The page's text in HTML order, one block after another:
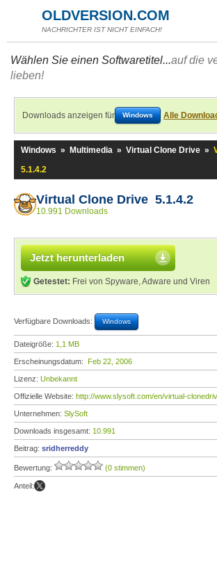
OLDVERSION.COM
NACHRICHTER IST NICHT EINFACH!
Wählen Sie einen Softwaretitel...auf die
lieben!
Downloads anzeigen für Windows Alle
Windows » Multimedia » Virtual Clone Drive »
5.1.4.2
Virtual Clone Drive 5.1.4.2
10.991 Downloads
Jetzt herunterladen
Getestet: Frei von Spyware, Adware und Viren
Verfügbare Downloads: Windows
Dateigröße: 1,1 MB
Erscheinungsdatum: Feb 22, 2006
Lizenz: Unbekannt
Offizielle Website: http://www.slysoft.com/en/virtual-
Unternehmen: SlySoft
Downloads insgesamt: 10.991
Beitrag: sridherreddy
Bewertung: (0 stimmen)
Anteil: